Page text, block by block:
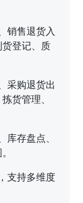
销售退货入
登记、质
采购退货出
货管理、
存盘点、
支持多维度